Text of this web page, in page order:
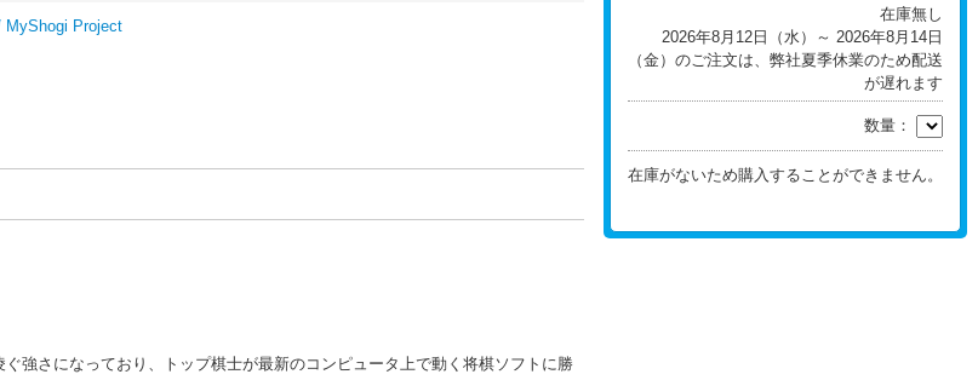
MyShogi Project
強さになっており、トップ棋士が最新のコンピュータ上で動く将棋ソフトに勝
在庫無し
2026年8月12日（水）～ 2026年8月14日
（金）のご注文は、弊社夏季休業のため配送
が遅れます
数量：
在庫がないため購入することができません。